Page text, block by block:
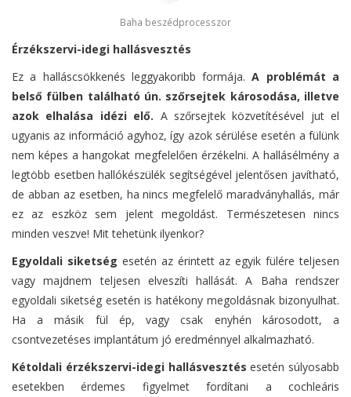
Baha beszédprocesszor
Érzékszervi-idegi hallásvesztés
Ez a halláscsökkenés leggyakoribb formája.A problémát a
belső fülben található ún. szőrsejtek károsodása, illetve
azok elhalása idézi elő. A szőrsejtek közvetítésével jut el
ugyanis az információ agyhoz, így azok sérülése esetén a fülünk
nem képes a hangokat megfelelően érzékelni. A hallásélmény a
legtöbb esetben hallókészülék segítségével jelentősen javítható,
de abban az esetben, ha nincs megfelelő maradványhallás, már
ez az eszköz sem jelent megoldást. Természetesen nincs
minden veszve! Mit tehetünk ilyenkor?
Egyoldali siketség esetén az érintett az egyik fülére teljesen
vagy majdnem teljesen elveszíti hallását. A Baha rendszer
egyoldali siketség esetén is hatékony megoldásnak bizonyulhat.
Ha a másik fül ép, vagy csak enyhén károsodott, a
csontvezetéses implantátum jó eredménnyel alkalmazható.
Kétoldali érzékszervi-idegi hallásvesztés esetén súlyosabb
esetekben érdemes figyelmet fordítani a cochleáris